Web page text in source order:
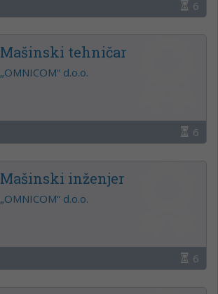
6
Mašinski tehničar
„OMNICOM“ d.o.o.
6
Mašinski inženjer
„OMNICOM“ d.o.o.
6